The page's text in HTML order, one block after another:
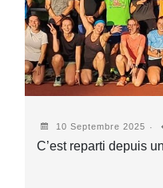
10 Septembre 2025
C’est reparti depuis